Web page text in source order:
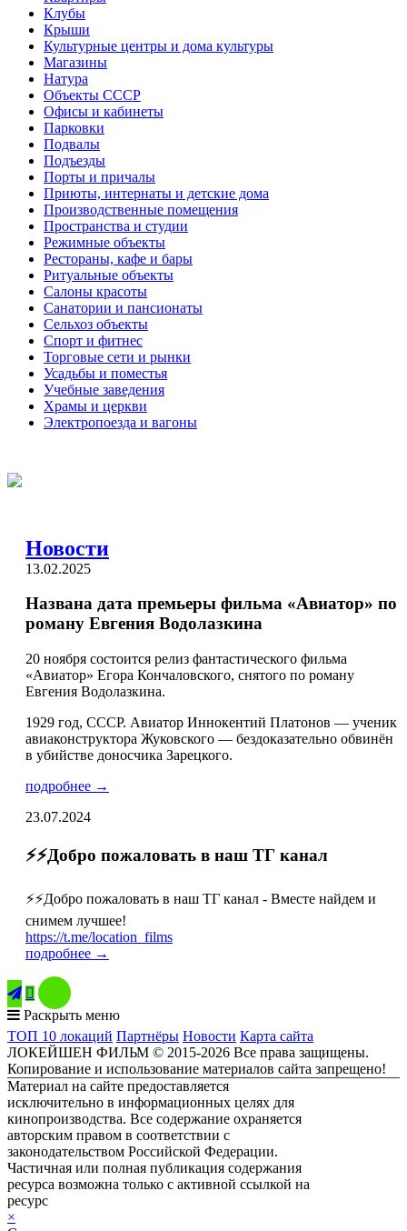
Клубы
Крыши
Культурные центры и дома культуры
Магазины
Натура
Объекты СССР
Офисы и кабинеты
Парковки
Подвалы
Подъезды
Порты и причалы
Приюты, интернаты и детские дома
Производственные помещения
Пространства и студии
Режимные объекты
Рестораны, кафе и бары
Ритуальные объекты
Салоны красоты
Санатории и пансионаты
Сельхоз объекты
Спорт и фитнес
Торговые сети и рынки
Усадьбы и поместья
Учебные заведения
Храмы и церкви
Электропоезда и вагоны
Новости
13.02.2025
Названа дата премьеры фильма «Авиатор» по
роману Евгения Водолазкина
20 ноября состоится релиз фантастического фильма
«Авиатор» Егора Кончаловского, снятого по роману
Евгения Водолазкина.
1929 год, СССР. Авиатор Иннокентий Платонов — ученик
авиаконструктора Жуковского — бездоказательно обвинён
в убийстве доносчика Зарецкого.
подробнее →
23.07.2024
⚡️⚡️Добро пожаловать в наш ТГ канал
⚡️⚡️Добро пожаловать в наш ТГ канал - Вместе найдем и
снимем лучшее!
https://t.me/location_films
подробнее →

Раскрыть меню
ТОП 10 локаций Партнёры Новости Карта сайта
ЛОКЕЙШЕН ФИЛЬМ © 2015-2026 Все права защищены.
Копирование и использование материалов сайта запрещено!
Материал на сайте предоставляется
исключительно в информационных целях для
кинопроизводства. Все содержание охраняется
авторским правом в соответствии с
законодательством Российской Федерации.
Частичная или полная публикация содержания
ресурса возможна только с активной ссылкой на
ресурс
×